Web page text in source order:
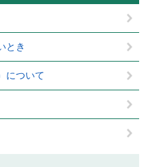
とき
について